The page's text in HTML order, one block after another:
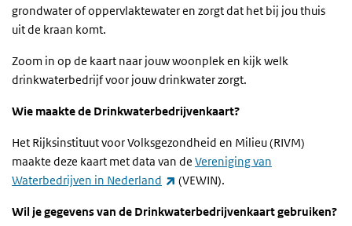
grondwater of oppervlaktewater en zorgt dat het bij jou thuis
uit de kraan komt.
Zoom in op de kaart naar jouw woonplek en kijk welk
drinkwaterbedrijf voor jouw drinkwater zorgt.
Wie maakte de Drinkwaterbedrijvenkaart?
Het Rijksinstituut voor Volksgezondheid en Milieu (RIVM)
maakte deze kaart met data van de Vereniging van
Waterbedrijven in Nederland
(externe link)
(VEWIN).
Wil je gegevens van de Drinkwaterbedrijvenkaart gebruiken?